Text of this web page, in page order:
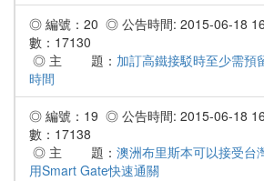
◎ 編號：20 ◎ 公告時間: 2015-06-18
數：17130
◎ 主 題： 加訂高鐵接駁時至少需預
時間
◎ 編號：19 ◎ 公告時間: 2015-06-18
數：17138
◎ 主 題： 澳洲布里斯本可以接受台
用Smart Gate快速通關